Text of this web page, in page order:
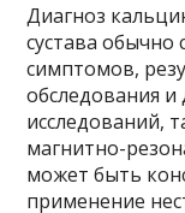
Диагноз
сустава обычно
симптомов,
обследования
исследований,
магнитно-
может быть
применение